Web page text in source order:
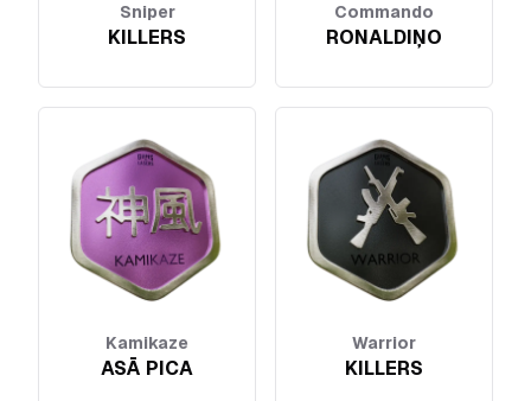
Sniper
KILLERS
Commando
RONALDIŅO
Kamikaze
ASĀ PICA
Warrior
KILLERS